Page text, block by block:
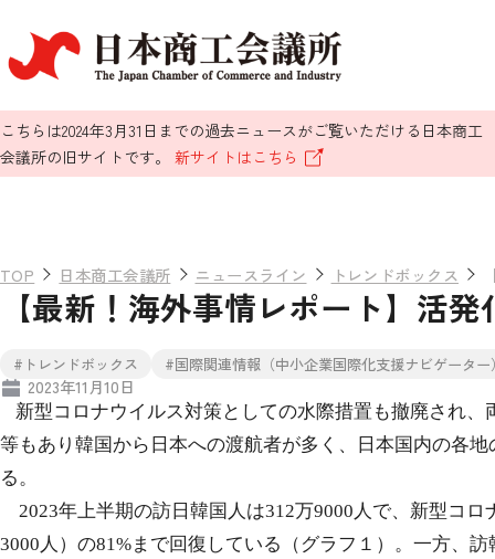
こちらは2024年3月31日までの過去ニュースがご覧いただける日本商工
会議所の旧サイトです。 新サイトはこちら
TOP 日本商工会議所 ニュースライン トレンドボックス
【最新！海外事情レポート】活
#トレンドボックス #国際関連情報（中小企業国際化支援ナビゲーター
2023年11月10日
新型コロナウイルス対策としての水際措置も撤廃され
等もあり韓国から日本への渡航者が多く、日本国内の各
る。
2023年上半期の訪日韓国人は312万9000 人で、新型コロ
3000 人）の81%まで回復している（グラフ１）。一方、訪